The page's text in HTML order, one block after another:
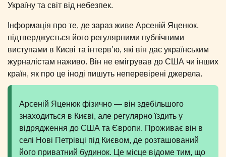
Україну та світ від небезпек.
Інформація про те, де зараз живе Арсеній Яценюк,
підтверджується його регулярними публічними
виступами в Києві та інтерв’ю, які він дає українським
журналістам наживо. Він не емігрував до США чи інших
країн, як про це іноді пишуть неперевірені джерела.
Арсеній Яценюк фізично — він здебільшого
знаходиться в Києві, але регулярно їздить у
відрядження до США та Європи. Проживає він в
селі Нові Петрівці під Києвом, де розташований
його приватний будинок. Це місце відоме тим, що